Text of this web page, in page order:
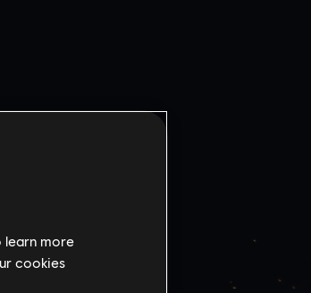
learn more
cookies